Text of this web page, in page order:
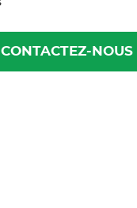
CONTACTEZ-NOUS